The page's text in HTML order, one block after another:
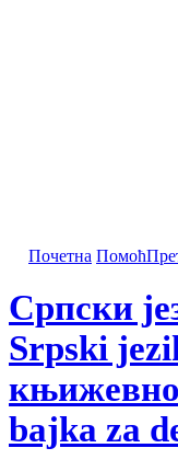
Почетна Помоћ
Српски
Srpski
bajka za